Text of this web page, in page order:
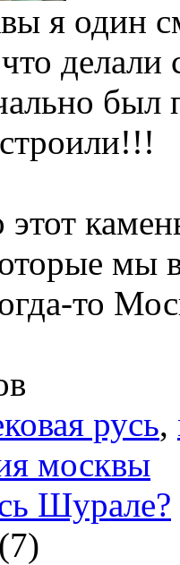
я один
этот
мы
то
русь,
москвы
Шурале?
7)